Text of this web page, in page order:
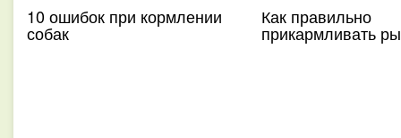
10 ошибок при кормлении
собак
Как правильно
прикармливать